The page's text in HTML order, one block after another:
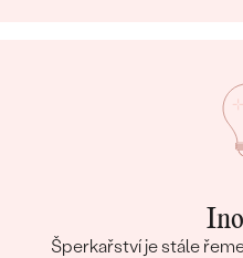
Šperkařství je stále